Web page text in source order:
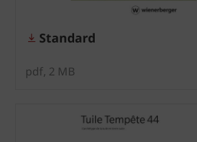
Standard
pdf, 2 MB